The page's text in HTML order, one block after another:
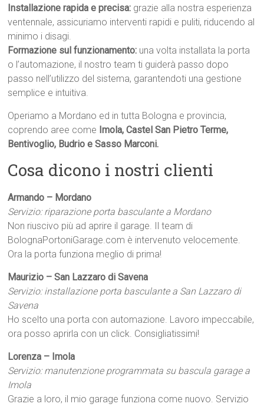
Installazione rapida e precisa: grazie alla nostra esperienza
ventennale, assicuriamo interventi rapidi e puliti, riducendo al
minimo i disagi.
Formazione sul funzionamento: una volta installata la porta
o l’automazione, il nostro team ti guiderà passo dopo
passo nell’utilizzo del sistema, garantendoti una gestione
semplice e intuitiva.
Operiamo a Mordano ed in tutta Bologna e provincia,
coprendo aree come Imola, Castel San Pietro Terme,
Bentivoglio, Budrio e Sasso Marconi.
Cosa dicono i nostri clienti
Armando – Mordano
Servizio: riparazione porta basculante a Mordano
Non riuscivo più ad aprire il garage. Il team di
BolognaPortoniGarage.com è intervenuto velocemente.
Ora la porta funziona meglio di prima!
Maurizio – San Lazzaro di Savena
Servizio: installazione porta basculante a San Lazzaro di
Savena
Ho scelto una porta con automazione. Lavoro impeccabile,
ora posso aprirla con un click. Consigliatissimi!
Lorenza – Imola
Servizio: manutenzione programmata su bascula garage a
Imola
Grazie a loro, il mio garage funziona come nuovo. Servizio